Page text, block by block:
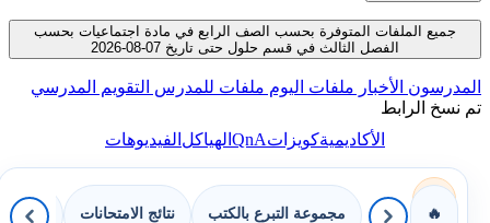
جميع الملفات المتوفرة بحسب الصف الرابع في مادة اجتماعيات بحسب
الفصل الثالث في قسم حلول حتى تاريخ 07-08-2026
المدرسون الأخبار ملفات اليوم ملفات للمدرس التقويم المدرسي
تم نسخ الرابط
الأكاديميةكويزاتQnAالهياكلالفيديوهات
🔥 مجموعة التبرع بالكتب نتائج الامتحانات